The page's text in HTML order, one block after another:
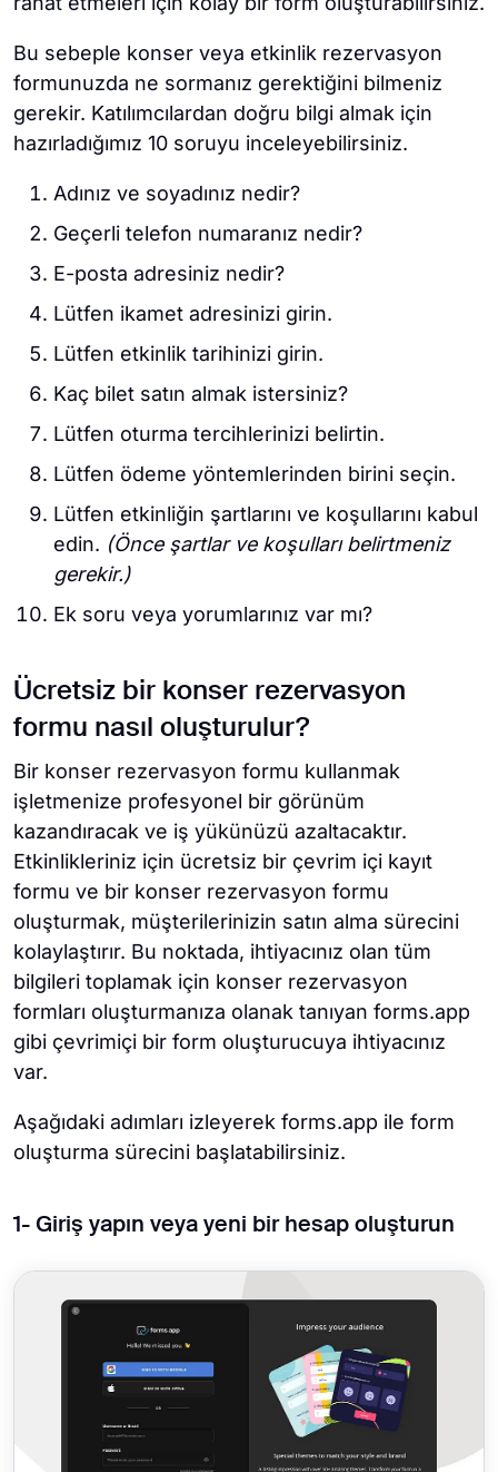
Bu sebeple konser veya etkinlik rezervasyon
formunuzda ne sormanız gerektiğini bilmeniz
gerekir. Katılımcılardan doğru bilgi almak için
hazırladığımız 10 soruyu inceleyebilirsiniz.
Adınız ve soyadınız nedir?
Geçerli telefon numaranız nedir?
E-posta adresiniz nedir?
Lütfen ikamet adresinizi girin.
Lütfen etkinlik tarihinizi girin.
Kaç bilet satın almak istersiniz?
Lütfen oturma tercihlerinizi belirtin.
Lütfen ödeme yöntemlerinden birini seçin.
Lütfen etkinliğin şartlarını ve koşullarını kabul
edin. (Önce şartlar ve koşulları belirtmeniz
gerekir.)
Ek soru veya yorumlarınız var mı?
Ücretsiz bir konser rezervasyon
formu nasıl oluşturulur?
Bir konser rezervasyon formu kullanmak
işletmenize profesyonel bir görünüm
kazandıracak ve iş yükünüzü azaltacaktır.
Etkinlikleriniz için ücretsiz bir çevrim içi kayıt
formu ve bir konser rezervasyon formu
oluşturmak, müşterilerinizin satın alma sürecini
kolaylaştırır. Bu noktada, ihtiyacınız olan tüm
bilgileri toplamak için konser rezervasyon
formları oluşturmanıza olanak tanıyan forms.app
gibi çevrimiçi bir form oluşturucuya ihtiyacınız
var.
Aşağıdaki adımları izleyerek forms.app ile form
oluşturma sürecini başlatabilirsiniz.
1- Giriş yapın veya yeni bir hesap oluşturun